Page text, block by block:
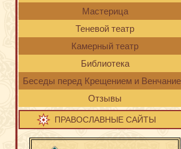
Мастерица
Теневой театр
Камерный театр
Библиотека
Беседы перед Крещением и
Отзывы
ПРАВОСЛАВНЫЕ САЙТЫ